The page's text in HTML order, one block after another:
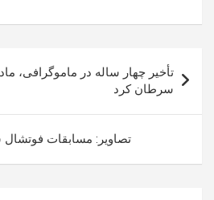
راهبری
نوشته
تأخیر چهار ساله در ماموگرافی،
سرطان کرد
تصاویر: مسابقات